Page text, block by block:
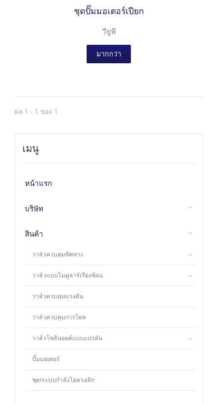
ชุดปั๊มมอเตอร์เปียก
วียูพี
มากกว่า
ผล 1 - 1 ของ 1
เมนู
หน้าแรก
บริษัท
สินค้า
วาล์วควบคุมทิศทาง
วาล์วแบบโมดูลาร์เรียงซ้อน
วาล์วควบคุมแรงดัน
วาล์วควบคุมการไหล
วาล์วโซลินอยด์แบบแปรผัน
ปั๊มมอเตอร์
ชุด/ระบบกำลังไฮดรอลิก